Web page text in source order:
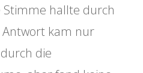
Stimme hallte durch
Antwort kam nur
die